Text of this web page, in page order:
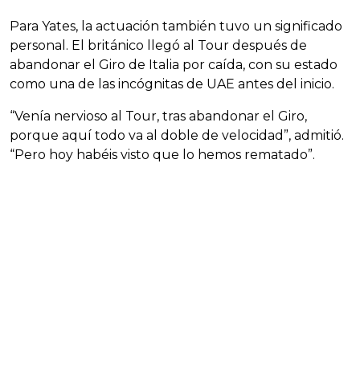
Para Yates, la actuación también tuvo un significado
personal. El británico llegó al Tour después de
abandonar el Giro de Italia por caída, con su estado
como una de las incógnitas de UAE antes del inicio.
“Venía nervioso al Tour, tras abandonar el Giro,
porque aquí todo va al doble de velocidad”, admitió.
“Pero hoy habéis visto que lo hemos rematado”.